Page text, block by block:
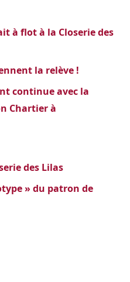
à flot à la Closerie des
la relève !
continue avec la
Chartier à
des Lilas
» du patron de